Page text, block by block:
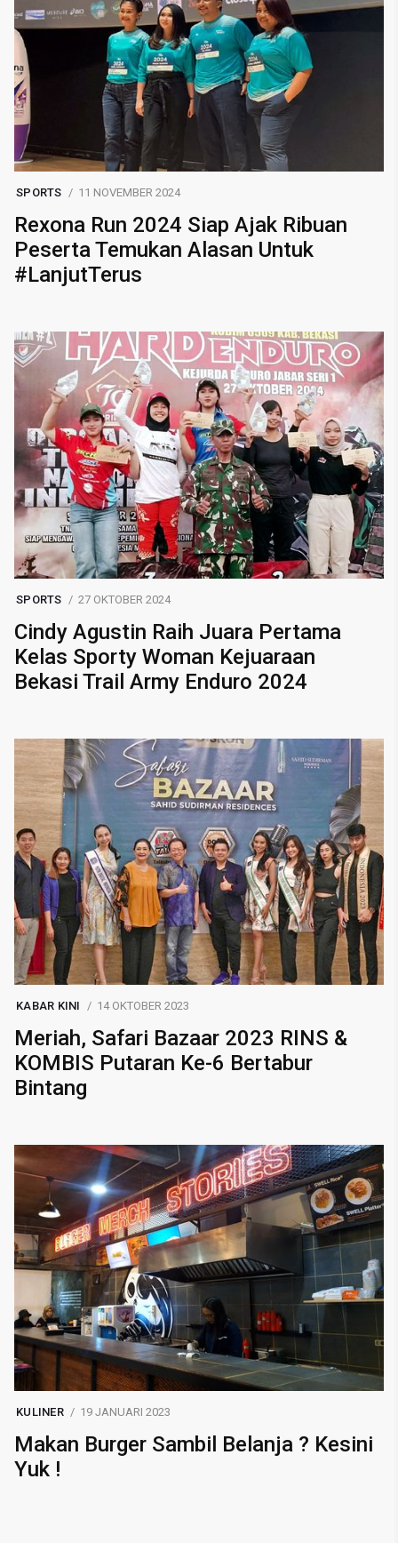
SPORTS 11 NOVEMBER 2024
Rexona Run 2024 Siap Ajak Ribuan
Peserta Temukan Alasan Untuk
#LanjutTerus
SPORTS 27 OKTOBER 2024
Cindy Agustin Raih Juara Pertama
Kelas Sporty Woman Kejuaraan
Bekasi Trail Army Enduro 2024
KABAR KINI 14 OKTOBER 2023
Meriah, Safari Bazaar 2023 RINS &
KOMBIS Putaran Ke-6 Bertabur
Bintang
KULINER 19 JANUARI 2023
Makan Burger Sambil Belanja ? Kesini
Yuk !